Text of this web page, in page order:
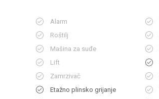
Alarm
Roštilj
Mašina za suđe
Lift
Zamrzivač
Etažno plinsko grijanje